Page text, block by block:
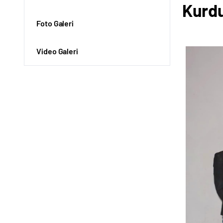
Foto Galeri
Video Galeri